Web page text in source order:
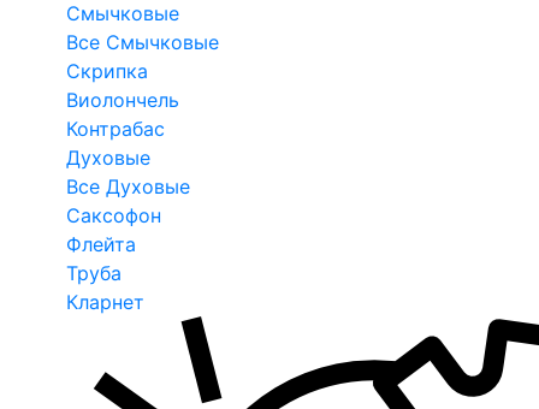
Смычковые
Все Смычковые
Скрипка
Виолончель
Контрабас
Духовые
Все Духовые
Саксофон
Флейта
Труба
Кларнет